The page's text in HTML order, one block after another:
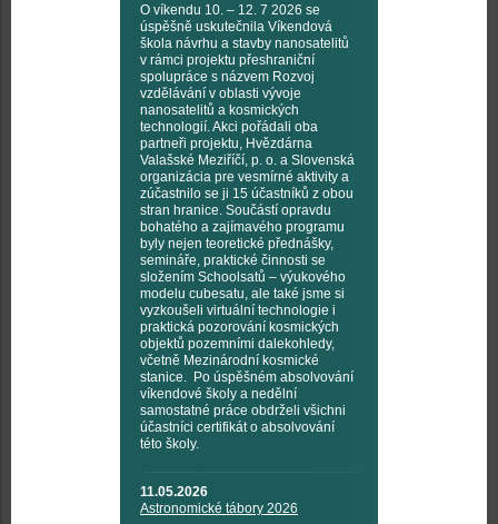
O víkendu 10. – 12. 7 2026 se
úspěšně uskutečnila Víkendová
škola návrhu a stavby nanosatelitů
v rámci projektu přeshraniční
spolupráce s názvem Rozvoj
vzdělávání v oblasti vývoje
nanosatelitů a kosmických
technologií. Akci pořádali oba
partneři projektu, Hvězdárna
Valašské Meziříčí, p. o. a Slovenská
organizácia pre vesmírné aktivity a
zúčastnilo se ji 15 účastníků z obou
stran hranice. Součástí opravdu
bohatého a zajímavého programu
byly nejen teoretické přednášky,
semináře, praktické činnosti se
složením Schoolsatů – výukového
modelu cubesatu, ale také jsme si
vyzkoušeli virtuální technologie i
praktická pozorování kosmických
objektů pozemními dalekohledy,
včetně Mezinárodní kosmické
stanice. Po úspěšném absolvování
víkendové školy a nedělní
samostatné práce obdrželi všichni
účastníci certifikát o absolvování
této školy.
11.05.2026
Astronomické tábory 2026